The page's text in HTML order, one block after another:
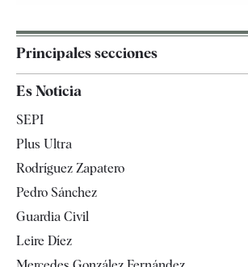
Principales secciones
España
Televisión
Es Noticia
SEPI
Plus Ultra
Rodríguez Zapatero
Pedro Sánchez
Guardia Civil
Leire Díez